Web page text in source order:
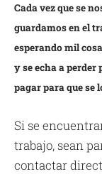
Cada vez que se
guardamos en el
esperando mil
y se echa a
pagar para que se
Si se
trabajo, sean
contactar